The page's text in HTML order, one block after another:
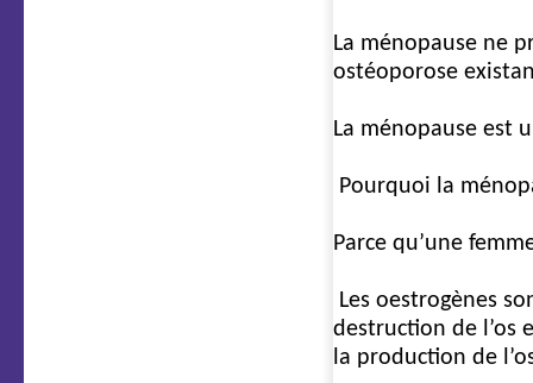
La ménopause ne
ostéoporose
La ménopause est
Pourquoi la
Parce qu’une
Les oestrogènes
destruction de l’os
la production de